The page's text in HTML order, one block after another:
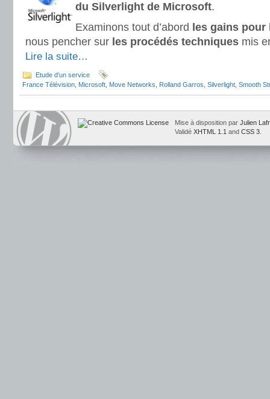
du Silverlight de Microsoft.
Examinons tout d’abord les gains pour
nous pencher sur les procédés techniques mis
Lire la suite…
Etude d'un service
France Télévision Microsoft Move Networks Rolland Garros Silverlight Smooth
Mise à disposition par Julien
Validé XHTML 1.1 and CSS 3